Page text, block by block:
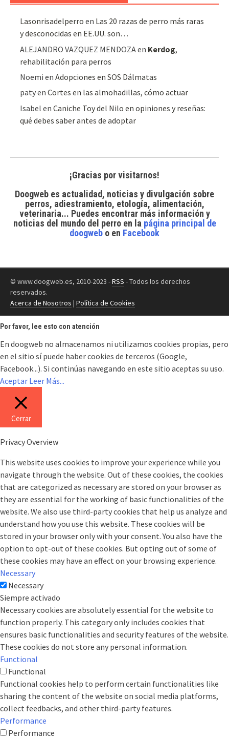
Lasonrisadelperro en Las 20 razas de perro más raras
y desconocidas en EE.UU. son…
ALEJANDRO VAZQUEZ MENDOZAen Kerdog,
rehabilitación para perros
Noemi enAdopciones en SOS Dálmatas
patyenCortes en las almohadillas, cómo actuar
Isabel enCaniche Toy del Nilo en opiniones y reseñas:
qué debes saber antes de adoptar
¡Gracias por visitarnos!
Doogweb es actualidad, noticias y divulgación sobre
perros, adiestramiento, etología, alimentación,
veterinaria... Puedes encontrar más información y
noticias del mundo del perroen la página principal de
doogweb o en Facebook
© www.doogweb.es, 2010-2023 -RSS - Todos los derechos
reservados.
Acerca de Nosotros | Política de Cookies
Por favor, lee esto con atención
En doogweb no almacenamos ni utilizamos cookies propias, pero
en el sitio sí puede haber cookies de terceros (Google,
Facebook...). Si continúas navegando en este sitio aceptas su uso.
Aceptar Leer Más...
Cerrar
Privacy Overview
This website uses cookies to improve your experience while you
navigate through the website. Out of these cookies, the cookies
that are categorized as necessary are stored on your browser as
they are essential for the working of basic functionalities of the
website. We also use third-party cookies that help us analyze and
understand how you use this website. These cookies will be
stored in your browser only with your consent. You also have the
option to opt-out of these cookies. But opting out of some of
these cookies may have an effect on your browsing experience.
Necessary
Necessary
Siempre activado
Necessary cookies are absolutely essential for the website to
function properly. This category only includes cookies that
ensures basic functionalities and security features of the website.
These cookies do not store any personal information.
Functional
Functional
Functional cookies help to perform certain functionalities like
sharing the content of the website on social media platforms,
collect feedbacks, and other third-party features.
Performance
Performance